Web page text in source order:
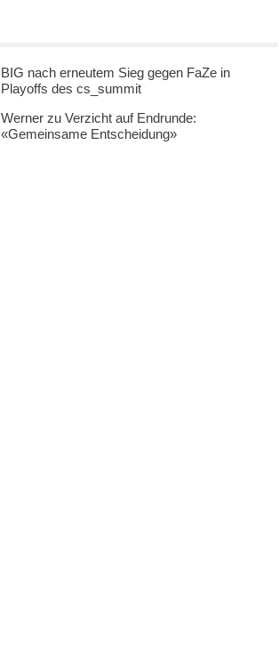
BIG nach erneutem Sieg gegen FaZe in
Playoffs des cs_summit
Werner zu Verzicht auf Endrunde:
«Gemeinsame Entscheidung»